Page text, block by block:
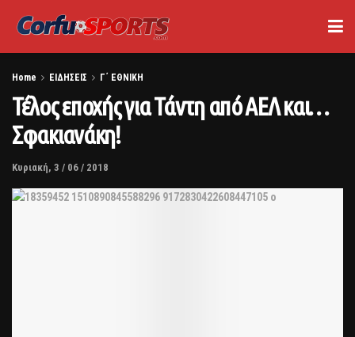
Home ΕΙΔΗΣΕΙΣ Γ΄ ΕΘΝΙΚΗ
Τέλος εποχής για Τάντη από ΑΕΛ και…
Σφακιανάκη!
Κυριακή, 3 / 06 / 2018